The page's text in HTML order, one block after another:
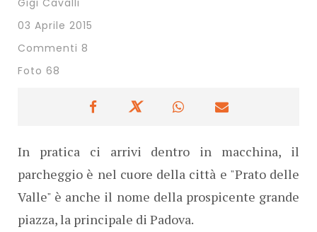
03 Aprile 2015
Commenti 8
Foto 68
In pratica ci arrivi dentro in macchina, il
parcheggio è nel cuore della città e "Prato delle
Valle" è anche il nome della prospicente grande
piazza, la principale di Padova.